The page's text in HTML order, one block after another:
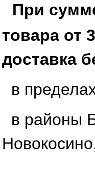
При
товара от
доставка
в
в районы